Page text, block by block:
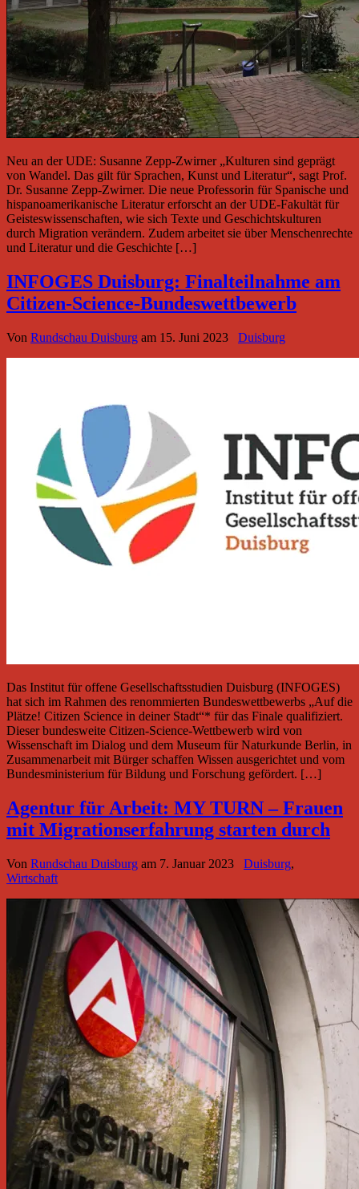
Neu an der UDE: Susanne Zepp-Zwirner „Kulturen sind geprägt
von Wandel. Das gilt für Sprachen, Kunst und Literatur“, sagt Prof.
Dr. Susanne Zepp-Zwirner. Die neue Professorin für Spanische und
hispanoamerikanische Literatur erforscht an der UDE-Fakultät für
Geisteswissenschaften, wie sich Texte und Geschichtskulturen
durch Migration verändern. Zudem arbeitet sie über Menschenrechte
und Literatur und die Geschichte […]
INFOGES Duisburg: Finalteilnahme am
Citizen-Science-Bundeswettbewerb
Von Rundschau Duisburg am 15. Juni 2023 Duisburg
Das Institut für offene Gesellschaftsstudien Duisburg (INFOGES)
hat sich im Rahmen des renommierten Bundeswettbewerbs „Auf die
Plätze! Citizen Science in deiner Stadt“* für das Finale qualifiziert.
Dieser bundesweite Citizen-Science-Wettbewerb wird von
Wissenschaft im Dialog und dem Museum für Naturkunde Berlin, in
Zusammenarbeit mit Bürger schaffen Wissen ausgerichtet und vom
Bundesministerium für Bildung und Forschung gefördert. […]
Agentur für Arbeit: MY TURN – Frauen
mit Migrationserfahrung starten durch
Von Rundschau Duisburg am 7. Januar 2023 Duisburg,
Wirtschaft